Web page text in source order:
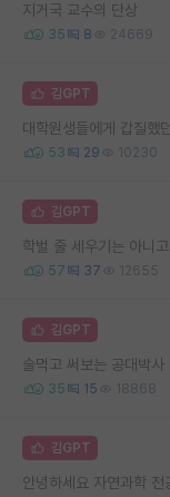
지거국 교수의 단상
35 8 24669
김GPT
53 29 10230
김GPT
57 37 12655
김GPT
술먹고 써보는 공대박사
35 15 18868
김GPT
안녕하세요 자연과학 전